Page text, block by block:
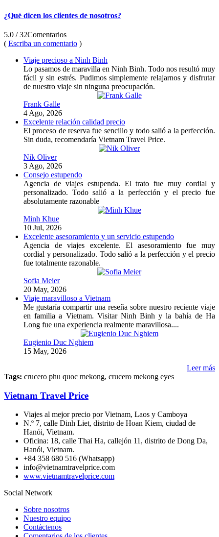
¿Qué dicen los clientes de nosotros?
5.0 / 32Comentarios
( Escriba un comentario )
Viaje precioso a Ninh Binh
Lo pasamos de maravilla en Ninh Binh. Todo nos resultó muy
fácil y sin estrés. Pudimos simplemente relajarnos y disfrutar
de nuestro viaje sin ninguna preocupación.
Frank Galle
4 Ago, 2026
Excelente relación calidad precio
El proceso de reserva fue sencillo y todo salió a la perfección.
Sin duda, recomendaría Vietnam Travel Price.
Nik Oliver
3 Ago, 2026
Consejo estupendo
Agencia de viajes estupenda. El trato fue muy cordial y
personalizado. Todo salió a la perfección y el precio fue
absolutamente razonable
Minh Khue
10 Jul, 2026
Excelente asesoramiento y un servicio estupendo
Agencia de viajes excelente. El asesoramiento fue muy
cordial y personalizado. Todo salió a la perfección y el precio
fue totalmente razonable.
Sofia Meier
20 May, 2026
Viaje maravilloso a Vietnam
Me gustaría compartir una reseña sobre nuestro reciente viaje
en familia a Vietnam. Visitar Ninh Binh y la bahía de Ha
Long fue una experiencia realmente maravillosa....
Eugienio Duc Nghiem
15 May, 2026
Leer más
Tags: crucero phu quoc mekong, crucero mekong eyes
Vietnam Travel Price
Viajes al mejor precio por Vietnam, Laos y Camboya
N.º 7, calle Dinh Liet, distrito de Hoan Kiem, ciudad de
Hanói, Vietnam.
Oficina: 18, calle Thai Ha, callejón 11, distrito de Dong Da,
Hanói, Vietnam.
+84 358 680 516 (Whatsapp)
info@vietnamtravelprice.com
www.vietnamtravelprice.com
Social Network
Sobre nosotros
Nuestro equipo
Contáctenos